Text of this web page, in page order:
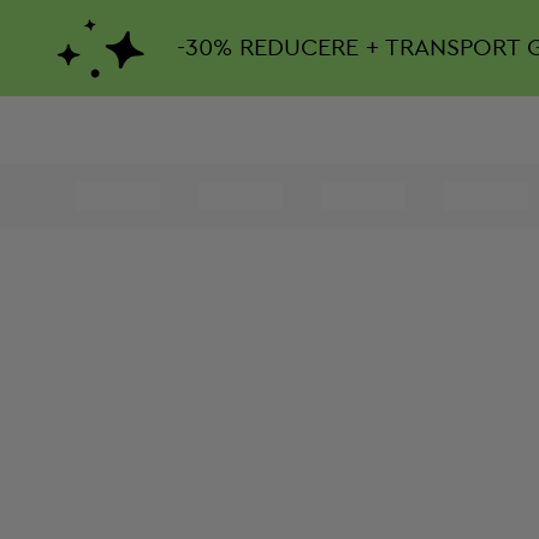
-30% REDUCERE + TRANSPORT